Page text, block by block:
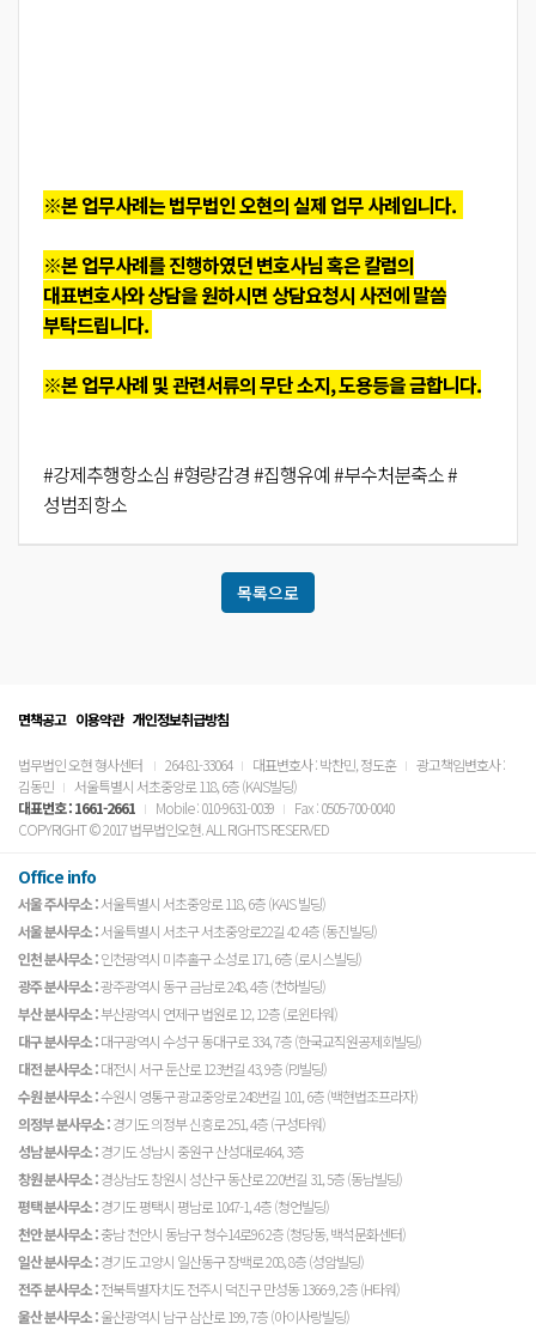
※본 업무사례는 법무법인 오현의 실제 업무 사례입니다.
※본 업무사례를 진행하였던 변호사님 혹은 칼럼의
대표변호사와 상담을 원하시면 상담요청시 사전에 말씀
부탁드립니다.
※본 업무사례 및 관련서류의 무단 소지, 도용등을 금합니다.
#강제추행항소심 #형량감경 #집행유예 #부수처분축소 #
성범죄항소
목록으로
면책공고 이용약관 개인정보취급방침
법무법인 오현 형사센터 264-81-33064 대표변호사 : 박찬민, 정도훈
광고책임변호사 :
김동민
서울특별시 서초중앙로 118, 6층 (KAIS빌딩)
대표번호 :1661-2661 Mobile : 010-9631-0039
Fax : 0505-700-0040
COPYRIGHT © 2017 법무법인오현. ALL RIGHTS RESERVED
Office info
서울 주사무소 :서울특별시 서초중앙로 118, 6층 (KAIS 빌딩)
서울 분사무소 :서울특별시 서초구 서초중앙로22길 42 4층 (동진빌딩)
인천 분사무소 :인천광역시 미추홀구 소성로 171, 6층 (로시스빌딩)
광주 분사무소 :광주광역시 동구 금남로 248, 4층 (천하빌딩)
부산 분사무소 :부산광역시 연제구 법원로 12, 12층 (로윈타워)
대구 분사무소 :대구광역시 수성구 동대구로 334, 7층 (한국교직원공제회빌딩)
대전 분사무소 :대전시 서구 둔산로 123번길 43, 9층 (PJ빌딩)
수원 분사무소 :수원시 영통구 광교중앙로 248번길 101, 6층 (백현법조프라자)
의정부 분사무소 :경기도 의정부 신흥로 251, 4층 (구성타워)
성남 분사무소 :경기도 성남시 중원구 산성대로464, 3층
창원 분사무소 :경상남도 창원시 성산구 동산로 220번길 31, 5층 (동남빌딩)
평택 분사무소 :경기도 평택시 평남로 1047-1, 4층 (청언빌딩)
천안 분사무소 :충남 천안시 동남구 청수14로96 2층 (청당동, 백석문화센터)
일산 분사무소 :경기도 고양시 일산동구 장백로 208, 8층 (성암빌딩)
전주 분사무소 :전북특별자치도 전주시 덕진구 만성동 1366-9, 2층 (H타워)
울산 분사무소 :울산광역시 남구 삼산로 199, 7층 (아이사랑빌딩)